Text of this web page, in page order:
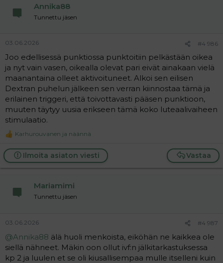
Annika88
Tunnettu jäsen
03.06.2026 #4 986
Joo edellisessä punktiossa punktoitiin pelkästään oikea
ja nyt vain vasen, oikealla olevat pari eivät ainakaan vielä
maanantaina olleet aktivoituneet. Alkoi sen eilisen
Dextran puhelun jälkeen sen verran kiinnostaa tämä ja
erilainen triggeri, että toivottavasti pääsen punktioon,
muuten täytyy uusia erikseen tämä koko luteaalivaiheen
stimulaatio.
R
a
c
t
Karhurouvanen ja näännä
Vastaa
Ilmoita asiaton viesti
Mariamimi
Tunnettu jäsen
03.06.2026 #4 987
@Annika88 älä huoli menkoista, eiköhän ne kaikkea ole
siellä nähneet. Mäkin oon ollut ivf:n jälkitarkastuksessa
kp 2 ja luulen et se oli kiusallisempaa mulle itselleni kuin